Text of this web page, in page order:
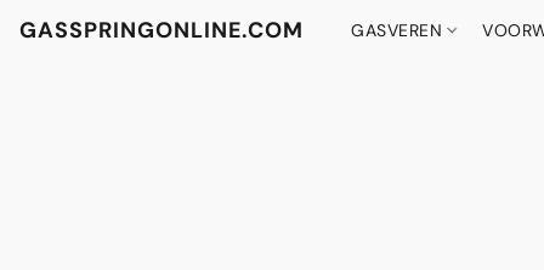
GASSPRINGONLINE.COM GASVEREN